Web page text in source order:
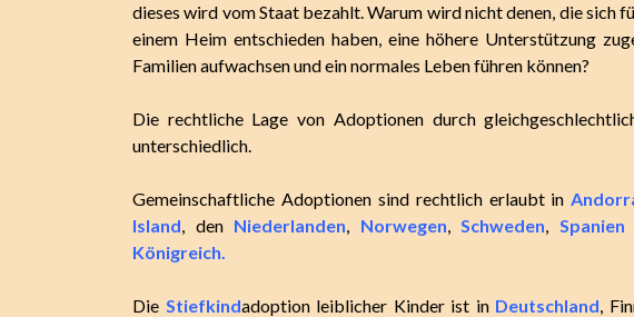
dieses wird vom Staat bezahlt. Warum wird nicht denen, die sich
einem Heim entschieden haben, eine höhere Unterstützung
Familien aufwachsen und ein normales Leben führen können?
Die rechtliche Lage von Adoptionen durch
unterschiedlich.
Gemeinschaftliche Adoptionen sind rechtlich erlaubt in
Island, den Niederlanden, Norwegen, Schweden, Spanien
Königreich.
Die Stiefkindadoption leiblicher Kinder ist in Deutschland,